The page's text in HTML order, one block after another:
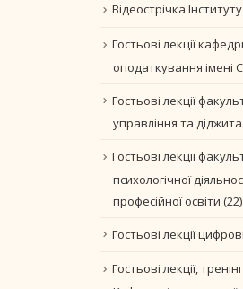
Відеострічка Інституту
Гостьові лекції
оподаткування імені
Гостьові лекції
управління та
Гостьові лекції
психологічної
професійної освіти (22)
Гостьові лекції цифрові
Гостьові лекції,